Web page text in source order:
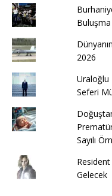
2026
Uraloğlu
Seferi
Sayılı
Resident
Gelecek